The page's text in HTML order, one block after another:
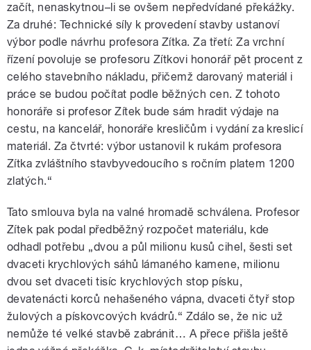
začít, nenaskytnou–li se ovšem nepředvídané překážky.
Za druhé: Technické síly k provedení stavby ustanoví
výbor podle návrhu profesora Zítka. Za třetí: Za vrchní
řízení povoluje se profesoru Zítkovi honorář pět procent z
celého stavebního nákladu, přičemž darovaný materiál i
práce se budou počítat podle běžných cen. Z tohoto
honoráře si profesor Zítek bude sám hradit výdaje na
cestu, na kancelář, honoráře kresličům i vydání za kreslicí
materiál. Za čtvrté: výbor ustanovil k rukám profesora
Zítka zvláštního stavbyvedoucího s ročním platem 1200
zlatých.“
Tato smlouva byla na valné hromadě schválena. Profesor
Zítek pak podal předběžný rozpočet materiálu, kde
odhadl potřebu „dvou a půl milionu kusů cihel, šesti set
dvaceti krychlových sáhů lámaného kamene, milionu
dvou set dvaceti tisíc krychlových stop písku,
devatenácti korců nehašeného vápna, dvaceti čtyř stop
žulových a pískovcových kvádrů.“ Zdálo se, že nic už
nemůže té velké stavbě zabránit… A přece přišla ještě